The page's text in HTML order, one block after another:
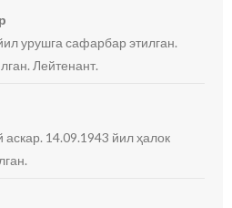
урушга сафарбар этилган.
Лейтенант.
аскар. 14.09.1943 йил ҳалок